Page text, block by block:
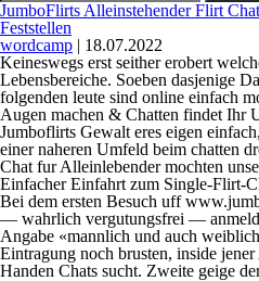
JumboFlirts Alleinstehender Flirt
Feststellen
wordcamp | 18.07.2022
Keineswegs erst seither erobert
Lebensbereiche. Soeben dasjenige
folgenden leute sind online einfach
Augen machen & Chatten findet Ihr
Jumboflirts Gewalt eres eigen
einer naheren Umfeld beim chatten
Chat fur Alleinlebender mochten
Einfacher Einfahrt zum Single-Flirt-
Bei dem ersten Besuch uff
— wahrlich vergutungsfrei —
Angabe «mannlich und auch
Eintragung noch brusten, inside
Handen Chats sucht. Zweite geige